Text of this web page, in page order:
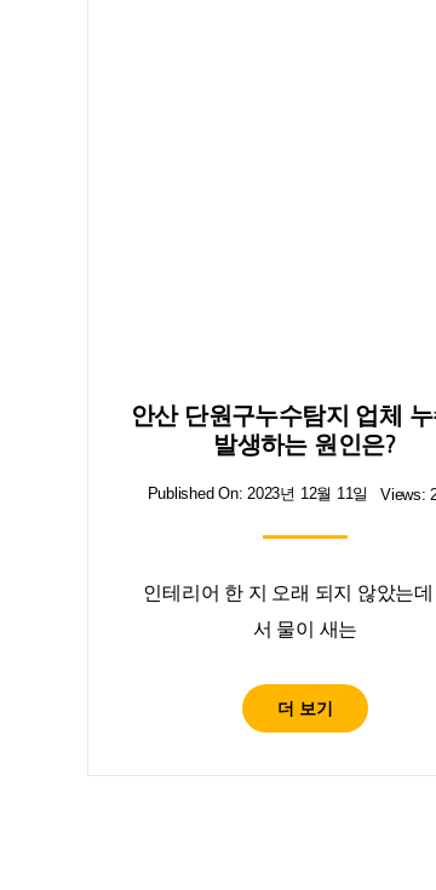
안산 단원구누수탐지 업체
발생하는 원인은?
Published On: 2023년 12월 11일 Views:
인테리어 한 지 오래 되지 않았는데
서 물이 새는
더 보기